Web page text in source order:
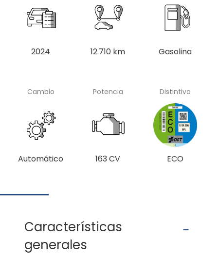
2024 12.710 km Gasolina
Cambio
Automático
Potencia
163 CV
Distintivo
ECO
Características
generales